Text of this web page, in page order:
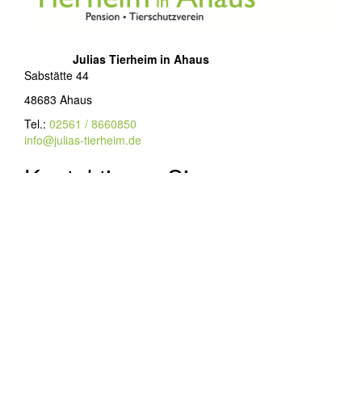
Julias Tierheim in Ahaus
Sabstätte 44
48683 Ahaus
Tel.: 02561 / 8660850
info@julias-tierheim.de
Kontaktieren Sie uns